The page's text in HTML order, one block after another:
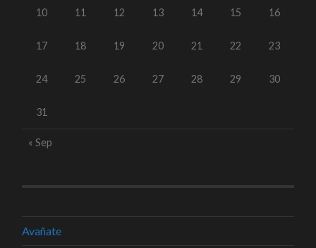
10 11 12 13 14 15 16
17 18 19 20 21 22 23
24 25 26 27 28 29 30
31
« Sep
Avañate